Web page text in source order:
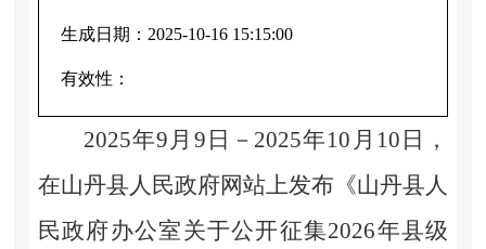
生成日期： 2025-10-16 15:15:00
有效性：
2025年9月9日－2025年10月10日，
在山丹县人民政府网站上发布 《山丹县人
民政府办公室关于公开征集2026年县级